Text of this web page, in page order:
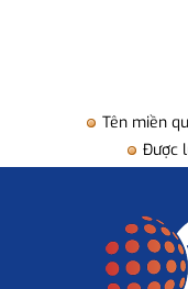
Tên miền
Được